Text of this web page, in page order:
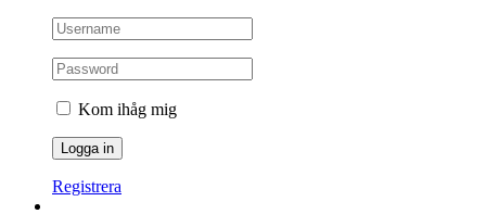
Kom ihåg mig
Registrera